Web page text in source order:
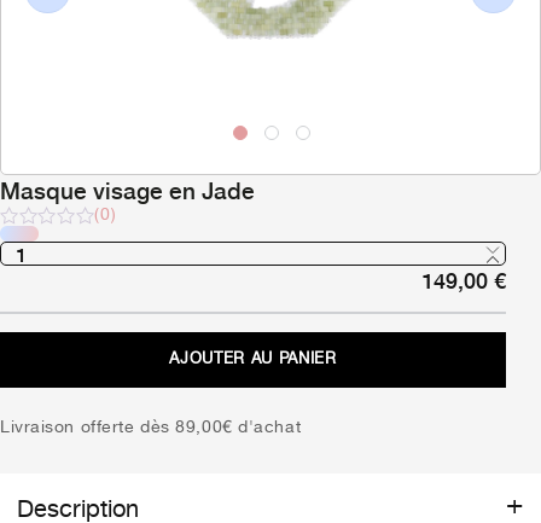
Previous Next
Masque visage en Jade
Note
sur
(0)
149,00€
AJOUTER AU PANIER
Livraison offerte dès 89,00€ d'achat
Description